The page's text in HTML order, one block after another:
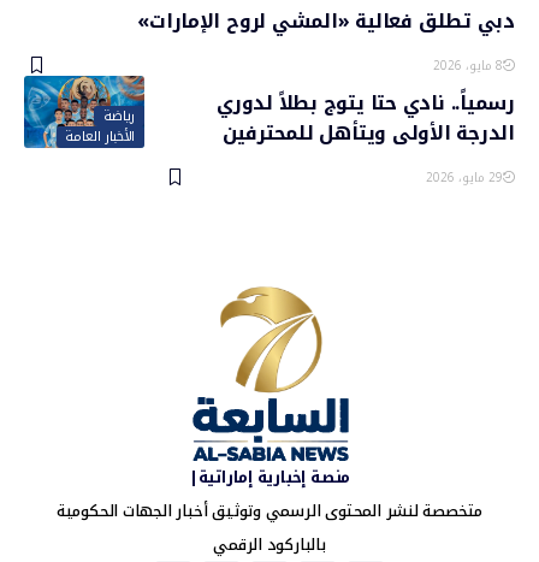
دبي تطلق فعالية «المشي لروح الإمارات»
8 مايو، 2026
رياضة
الأخبار العامة
رسمياً.. نادي حتا يتوج بطلاً لدوري
الدرجة الأولى ويتأهل للمحترفين
29 مايو، 2026
منصة إخبارية إماراتية|
متخصصة لنشر المحتوى الرسمي وتوثيق أخبار الجهات الحكومية
بالباركود الرقمي